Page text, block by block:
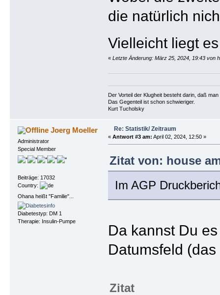
die natürlich
Vielleicht liegt
« Letzte Änderung: März 25, 2024, 19:43 von
Der Vorteil der Klugheit besteht darin, daß
Das Gegenteil ist schon schwieriger.
Kurt Tucholsky
Joerg Moeller
Administrator
Special Member
Beiträge: 17032
Country:
Ohana heißt "Familie"...
Diabetestyp: DM 1
Therapie: Insulin-Pumpe
Re: Statistik/ Zeitraum
« Antwort #3 am: April 02, 2024, 12:50 »
Zitat von: house
Im AGP
Da kannst Du
Datumsfeld
Zitat